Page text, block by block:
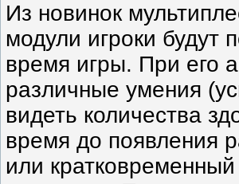
Из новинок
модули игроки будут
время игры. При его
различные умения
видеть количества
время до появления
или